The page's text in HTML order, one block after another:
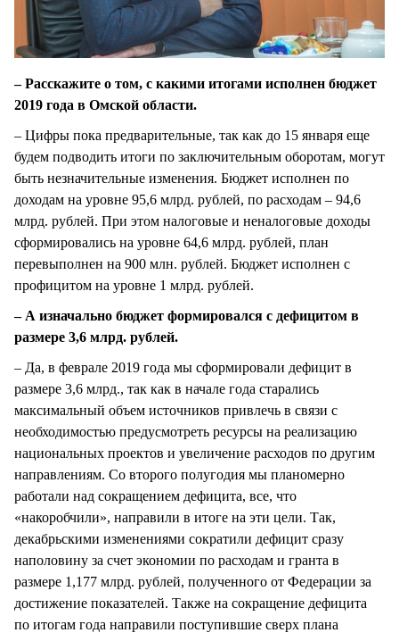
– Расскажите о том, с какими итогами исполнен бюджет
2019 года в Омской области.
– Цифры пока предварительные, так как до 15 января еще
будем подводить итоги по заключительным оборотам, могут
быть незначительные изменения. Бюджет исполнен по
доходам на уровне 95,6 млрд. рублей, по расходам – 94,6
млрд. рублей. При этом налоговые и неналоговые доходы
сформировались на уровне 64,6 млрд. рублей, план
перевыполнен на 900 млн. рублей. Бюджет исполнен с
профицитом на уровне 1 млрд. рублей.
– А изначально бюджет формировался с дефицитом в
размере 3,6 млрд. рублей.
– Да, в феврале 2019 года мы сформировали дефицит в
размере 3,6 млрд., так как в начале года старались
максимальный объем источников привлечь в связи с
необходимостью предусмотреть ресурсы на реализацию
национальных проектов и увеличение расходов по другим
направлениям. Со второго полугодия мы планомерно
работали над сокращением дефицита, все, что
«накоробчили», направили в итоге на эти цели. Так,
декабрьскими изменениями сократили дефицит сразу
наполовину за счет экономии по расходам и гранта в
размере 1,177 млрд. рублей, полученного от Федерации за
достижение показателей. Также на сокращение дефицита
по итогам года направили поступившие сверх плана